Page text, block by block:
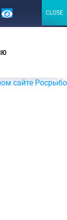
Версия
CLOSE
CLOSE